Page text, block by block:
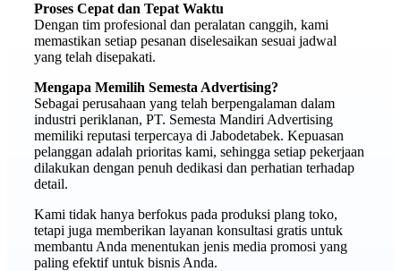
Proses Cepat dan Tepat Waktu
Dengan tim profesional dan peralatan canggih, kami
memastikan setiap pesanan diselesaikan sesuai jadwal
yang telah disepakati.
Mengapa Memilih Semesta Advertising?
Sebagai perusahaan yang telah berpengalaman dalam
industri periklanan, PT. Semesta Mandiri Advertising
memiliki reputasi terpercaya di Jabodetabek. Kepuasan
pelanggan adalah prioritas kami, sehingga setiap pekerjaan
dilakukan dengan penuh dedikasi dan perhatian terhadap
detail.
Kami tidak hanya berfokus pada produksi plang toko,
tetapi juga memberikan layanan konsultasi gratis untuk
membantu Anda menentukan jenis media promosi yang
paling efektif untuk bisnis Anda.